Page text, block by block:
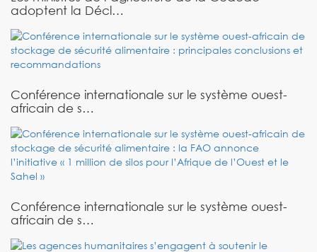
adoptent la Décl…
Conférence internationale sur le système ouest-
africain de s…
Conférence internationale sur le système ouest-
africain de s…